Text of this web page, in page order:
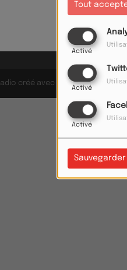
Tout
Activé
Activé
Activé
Sauvegarder
créé avec RadioKing.